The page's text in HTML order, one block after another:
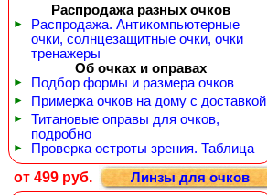
Распродажа разных очков
►
Распродажа. Антикомпьютерные
очки, солнцезащитные очки, очки
тренажеры
Об очках и оправах
► Подбор формы и размера очков
► Примерка очков на дому с доставкой
►
Титановые оправы для очков,
подробно
► Проверка остроты зрения. Таблица
от 499 руб.
Линзы для очков